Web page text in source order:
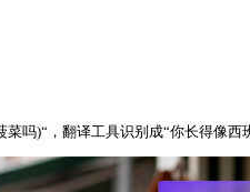
吗)“，翻译工具识别成“你长得像